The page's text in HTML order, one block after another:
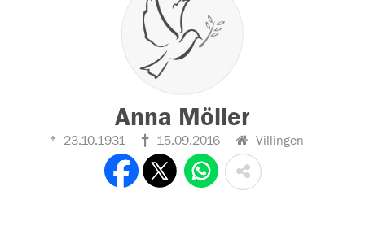
Anna Möller
23.10.1931 15.09.2016 Villingen